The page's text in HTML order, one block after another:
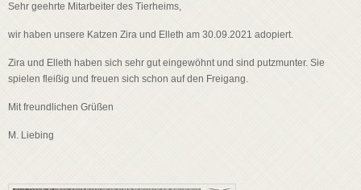
Sehr geehrte Mitarbeiter des Tierheims,
wir haben unsere Katzen Zira und Elleth am 30.09.2021 adopiert.
Zira und Elleth haben sich sehr gut eingewöhnt und sind putzmunter. Sie
spielen fleißig und freuen sich schon auf den Freigang.
Mit freundlichen Grüßen
M. Liebing